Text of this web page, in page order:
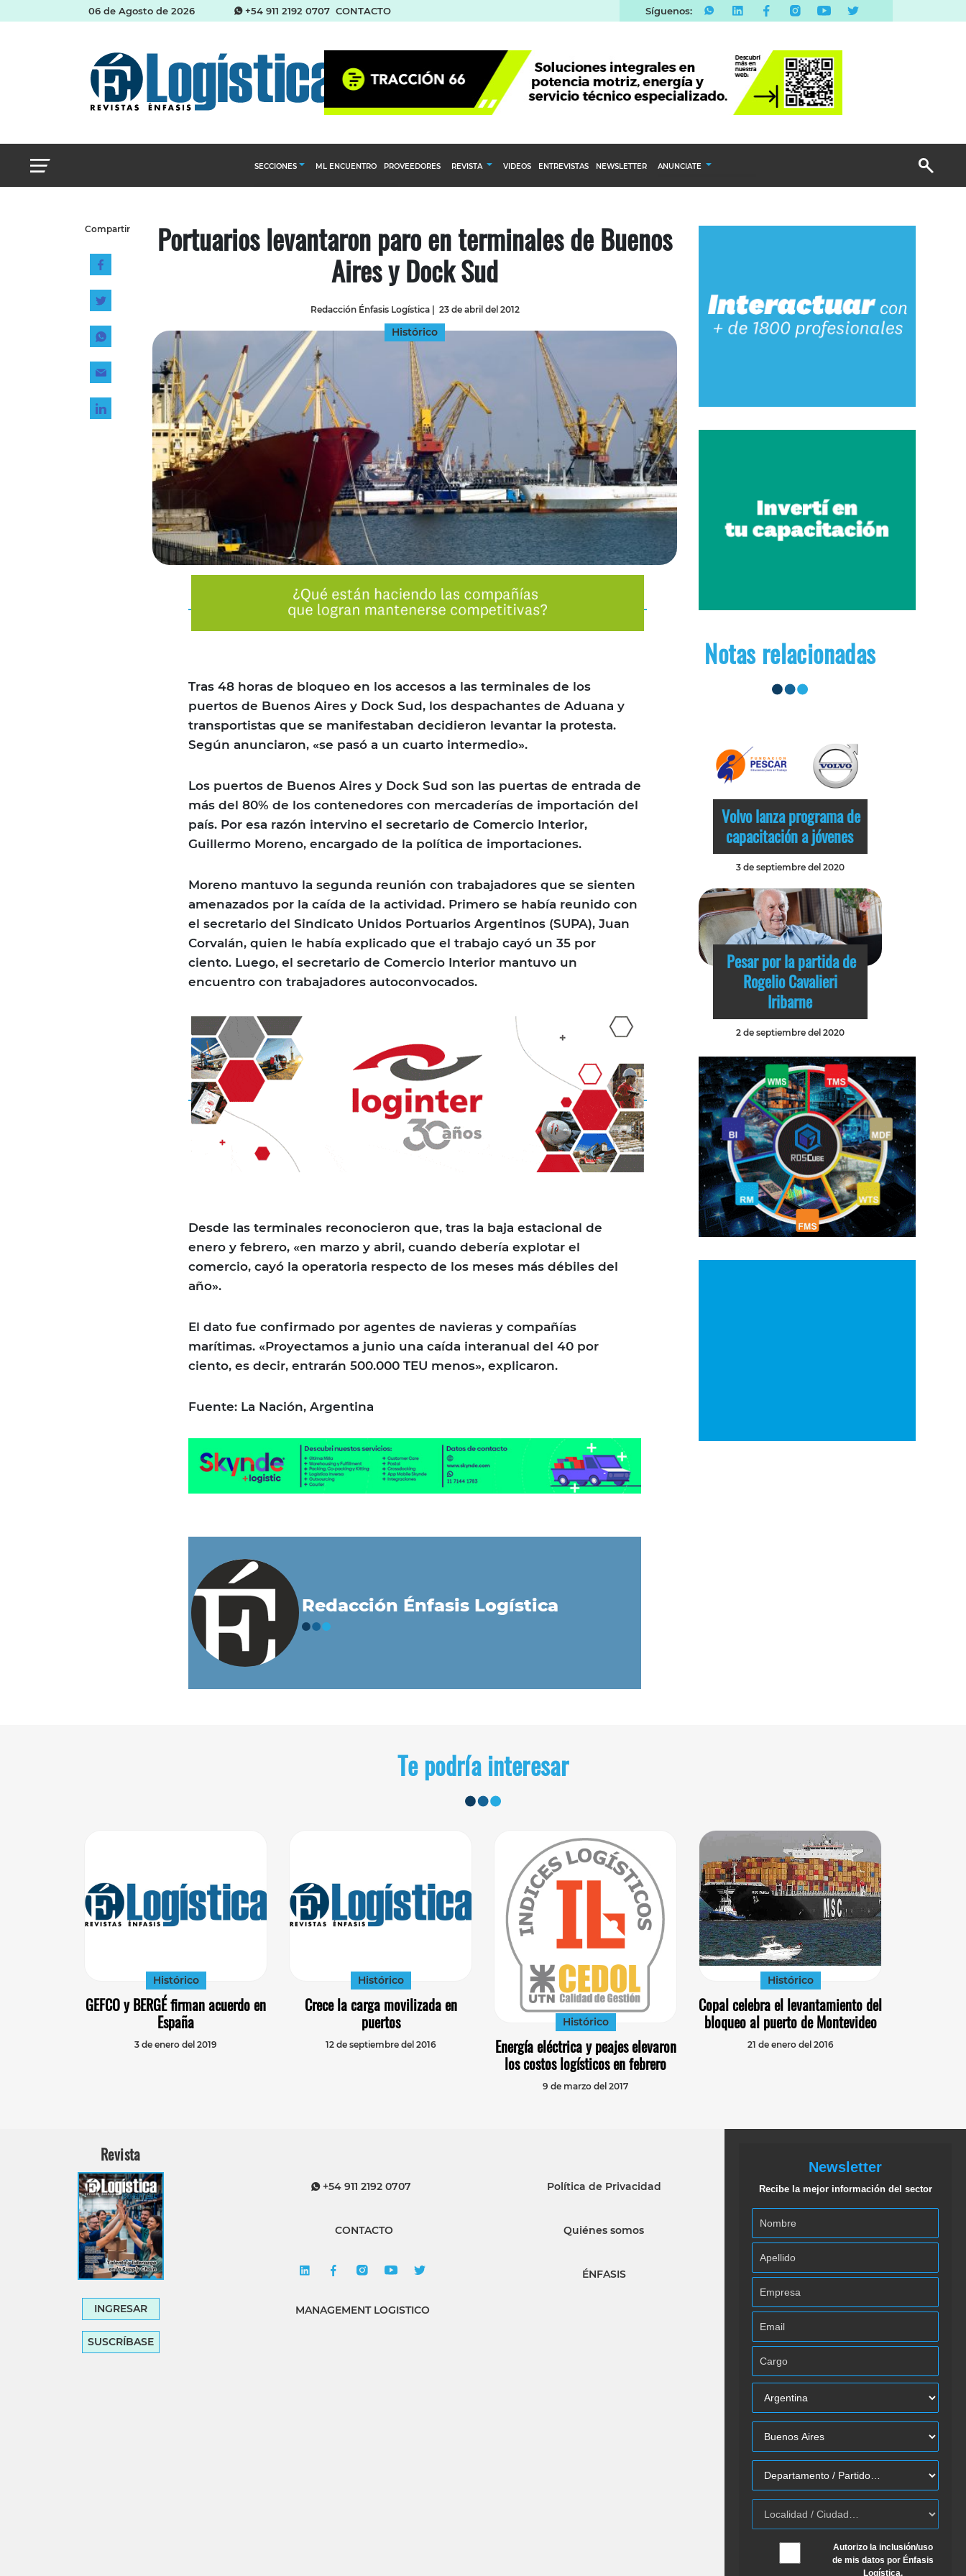
06 de Agosto de 2026 +54 911 2192 0707 CONTACTO Síguenos:
SECCIONES
Almacenes e inventarios
Cadena de Suministro del Agro
Logística y distribución
Management
Tecnología
Transporte
ML ENCUENTRO PROVEEDORES REVISTA
SUSCRÍBASE
VIDEOS ENTREVISTAS NEWSLETTER ANUNCIATE
Email Marketing
Branded Content
Compartir Portuarios levantaron paro en terminales de Buenos
Aires y Dock Sud
Redacción Énfasis Logística| 23 de abril del 2012
Histórico
Tras 48 horas de bloqueo en los accesos a las terminales de los
puertos de Buenos Aires y Dock Sud, los despachantes de Aduana y
transportistas que se manifestaban decidieron levantar la protesta.
Según anunciaron, «se pasó a un cuarto intermedio».
Los puertos de Buenos Aires y Dock Sud son las puertas de entrada de
más del 80% de los contenedores con mercaderías de importación del
país. Por esa razón intervino el secretario de Comercio Interior,
Guillermo Moreno, encargado de la política de importaciones.
Moreno mantuvo la segunda reunión con trabajadores que se sienten
amenazados por la caída de la actividad. Primero se había reunido con
el secretario del Sindicato Unidos Portuarios Argentinos (SUPA), Juan
Corvalán, quien le había explicado que el trabajo cayó un 35 por
ciento. Luego, el secretario de Comercio Interior mantuvo un
encuentro con trabajadores autoconvocados.
Desde las terminales reconocieron que, tras la baja estacional de
enero y febrero, «en marzo y abril, cuando debería explotar el
comercio, cayó la operatoria respecto de los meses más débiles del
año».
El dato fue confirmado por agentes de navieras y compañías
marítimas. «Proyectamos a junio una caída interanual del 40 por
ciento, es decir, entrarán 500.000 TEU menos», explicaron.
Fuente: La Nación, Argentina
Redacción Énfasis Logística
Notas relacionadas
Volvo lanza programa de
capacitación a jóvenes
3 de septiembre del 2020
Pesar por la partida de
Rogelio Cavalieri
Iribarne
2 de septiembre del 2020
Te podría interesar
Histórico
GEFCO y BERGÉ firman acuerdo en
España
3 de enero del 2019
Histórico
Crece la carga movilizada en
puertos
12 de septiembre del 2016
Histórico
Energía eléctrica y peajes elevaron
los costos logísticos en febrero
9 de marzo del 2017
Histórico
Copal celebra el levantamiento del
bloqueo al puerto de Montevideo
21 de enero del 2016
Revista
INGRESAR
SUSCRÍBASE
+54 911 2192 0707
CONTACTO
MANAGEMENT LOGISTICO
Política de Privacidad
Quiénes somos
ÉNFASIS
Newsletter
Recibe la mejor información del sector
Autorizo la inclusión/uso
de mis datos por Énfasis
Logística.